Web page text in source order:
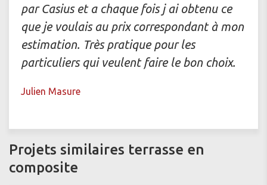
par Casius et a chaque fois j ai obtenu ce
que je voulais au prix correspondant à mon
estimation. Très pratique pour les
particuliers qui veulent faire le bon choix.
Julien Masure
Projets similaires terrasse en
composite